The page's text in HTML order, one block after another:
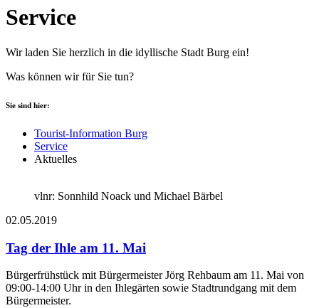
Service
Wir laden Sie herzlich in die idyllische Stadt Burg ein!
Was können wir für Sie tun?
Sie sind hier:
Tourist-Information Burg
Service
Aktuelles
vlnr: Sonnhild Noack und Michael Bärbel
02.05.2019
Tag der Ihle am 11. Mai
Bürgerfrühstück mit Bürgermeister Jörg Rehbaum am 11. Mai von
09:00-14:00 Uhr in den Ihlegärten sowie Stadtrundgang mit dem
Bürgermeister.